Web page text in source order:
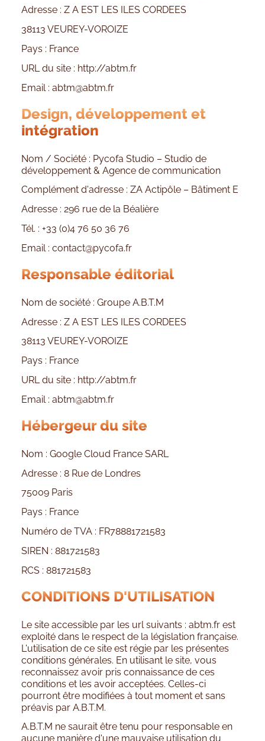
Adresse : Z A EST LES ILES CORDEES
38113 VEUREY-VOROIZE
Pays : France
URL du site : http://abtm.fr
Email : abtm@abtm.fr
Design, développement et
intégration
Nom / Société : Pycofa Studio – Studio de
développement & Agence de communication
Complément d'adresse : ZA Actipôle – Bâtiment E
Adresse : 296 rue de la Béalière
Tél. : +33 (0)4 76 50 36 76
Email : contact@pycofa.fr
Responsable éditorial
Nom de société : Groupe A.B.T.M
Adresse : Z A EST LES ILES CORDEES
38113 VEUREY-VOROIZE
Pays : France
URL du site : http://abtm.fr
Email : abtm@abtm.fr
Hébergeur du site
Nom : Google Cloud France SARL
Adresse : 8 Rue de Londres
75009 Paris
Pays : France
Numéro de TVA : FR78881721583
SIREN : 881721583
RCS : 881721583
CONDITIONS D'UTILISATION
Le site accessible par les url suivants : abtm.fr est
exploité dans le respect de la législation française.
L'utilisation de ce site est régie par les présentes
conditions générales. En utilisant le site, vous
reconnaissez avoir pris connaissance de ces
conditions et les avoir acceptées. Celles-ci
pourront être modifiées à tout moment et sans
préavis par A.B.T.M.
A.B.T.M ne saurait être tenu pour responsable en
aucune manière d'une mauvaise utilisation du